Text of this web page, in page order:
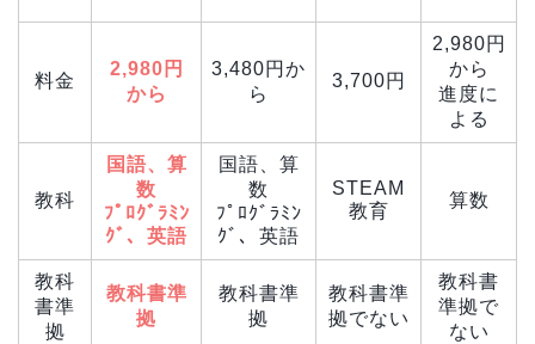
料金
2,980円
から
3,480円か
ら
3,700円
2,980円
から
進度に
よる
教科
国語、算
数
ﾌﾟﾛｸﾞﾗﾐﾝ
ｸﾞ、英語
国語、算
数
ﾌﾟﾛｸﾞﾗﾐﾝ
ｸﾞ、英語
STEAM
教育
算数
教科
書準
拠
教科書準
拠
教科書準
拠
教科書準
拠でない
教科書
準拠で
ない